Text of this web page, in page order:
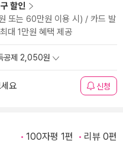
할인
또는 60만원 이용 시) / 카드 발
대 1만원 혜택 제공
공제 2,050원
요 신청
100자평 1편 리뷰 0편